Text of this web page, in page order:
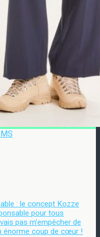
: le concept Kozze
pour tous
pas m’empêcher de
énorme coup de cœur !